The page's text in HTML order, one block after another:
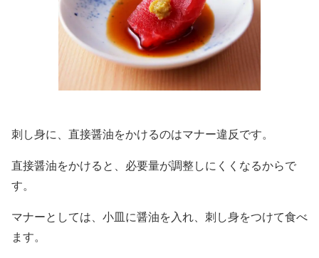
刺し身に、直接醤油をかけるのはマナー違反です。
直接醤油をかけると、必要量が調整しにくくなるからで
す。
マナーとしては、小皿に醤油を入れ、刺し身をつけて食べ
ます。